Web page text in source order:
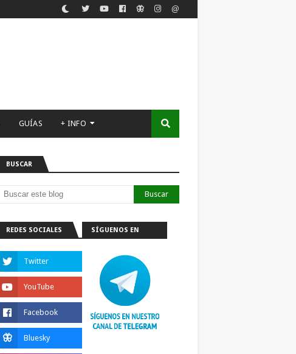
GUÍAS + INFO
BUSCAR
REDES SOCIALES SÍGUENOS EN